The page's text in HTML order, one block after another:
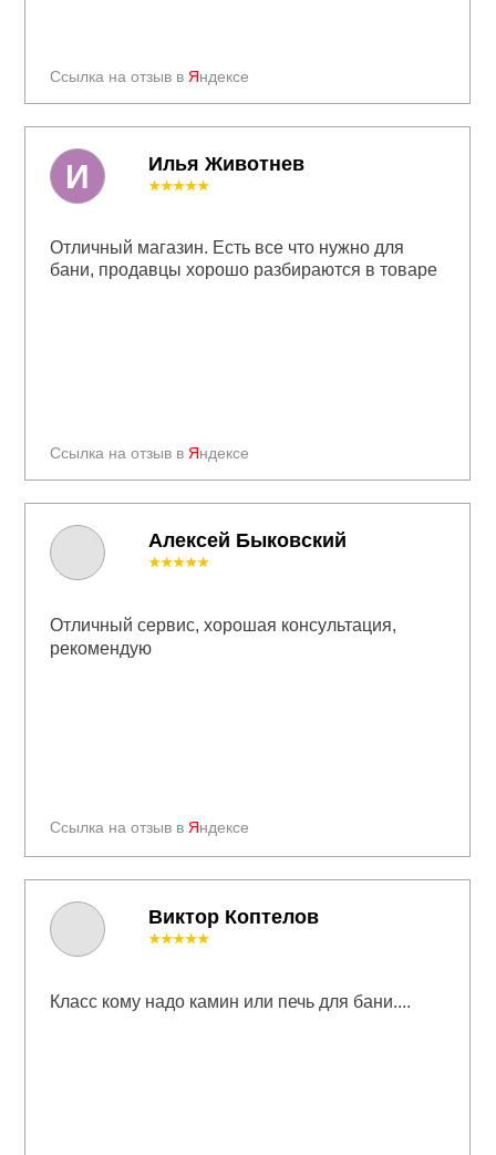
Ссылка на отзыв в Яндексе
Илья Животнев
Ссылка на отзыв в Яндексе
★★★★★
Отличный магазин. Есть все что нужно для
бани, продавцы хорошо разбираются в товаре
И
Алексей Быковский
Ссылка на отзыв в Яндексе
★★★★★
Отличный сервис, хорошая консультация,
рекомендую
★★★★★
Класс кому надо камин или печь для бани....
Виктор Коптелов